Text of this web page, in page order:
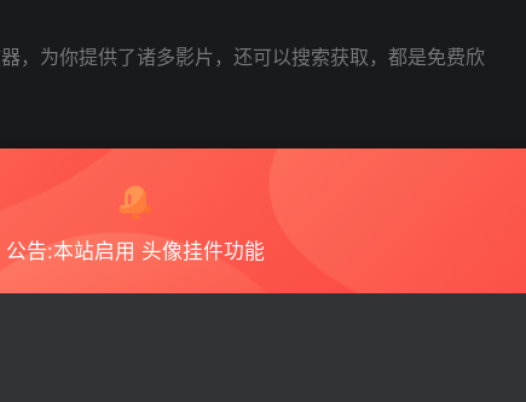
，为你提供了诸多影片，还可以搜索获取，都是免费欣
公告:本站启用 头像挂件功能